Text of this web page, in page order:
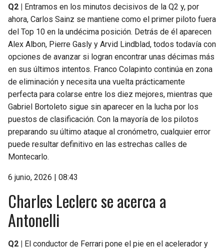
Q2 |
Entramos en los minutos decisivos de la Q2 y, por
ahora, Carlos Sainz se mantiene como el primer piloto fuera
del Top 10 en la undécima posición. Detrás de él aparecen
Alex Albon, Pierre Gasly y Arvid Lindblad, todos todavía con
opciones de avanzar si logran encontrar unas décimas más
en sus últimos intentos. Franco Colapinto continúa en zona
de eliminación y necesita una vuelta prácticamente
perfecta para colarse entre los diez mejores, mientras que
Gabriel Bortoleto sigue sin aparecer en la lucha por los
puestos de clasificación. Con la mayoría de los pilotos
preparando su último ataque al cronómetro, cualquier error
puede resultar definitivo en las estrechas calles de
Montecarlo.
6 junio, 2026 | 08:43
Charles Leclerc se acerca a
Antonelli
Q2 |
El conductor de Ferrari pone el pie en el acelerador y